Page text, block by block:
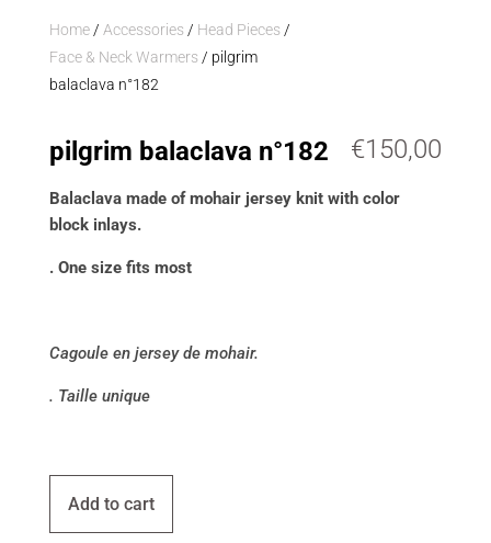
Home/ Accessories / Head Pieces /
Face & Neck Warmers / pilgrim
balaclava n°182
pilgrim balaclava n°182 €150,00
Balaclava made of mohair jersey knit with color
block inlays.
. One size fits most
Cagoule en jersey de mohair.
. Taille unique
Add to cart